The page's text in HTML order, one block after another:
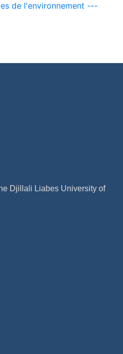
de l'environnement ---
Djillali Liabes University of